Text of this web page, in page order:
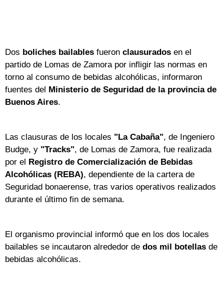
Dos boliches bailables fueron clausurados en el
partido de Lomas de Zamora por infligir las normas en
torno al consumo de bebidas alcohólicas, informaron
fuentes del Ministerio de Seguridad de la provincia de
Buenos Aires.
Las clausuras de los locales "La Cabaña", de Ingeniero
Budge, y "Tracks", de Lomas de Zamora, fue realizada
por el Registro de Comercialización de Bebidas
Alcohólicas (REBA), dependiente de la cartera de
Seguridad bonaerense, tras varios operativos realizados
durante el último fin de semana.
El organismo provincial informó que en los dos locales
bailables se incautaron alrededor de dos mil botellas de
bebidas alcohólicas.